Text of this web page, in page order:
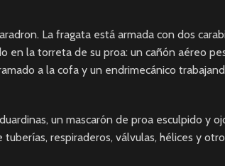
La fragata está armada con dos
en la torreta de su proa: un cañón aéreo
a la cofa y un endrimecánico
un mascarón de proa esculpido y
respiraderos, válvulas, hélices y